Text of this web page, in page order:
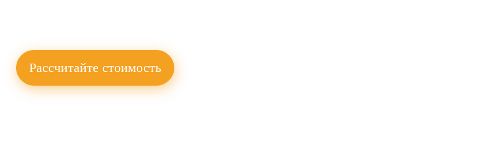
Рассчитайте стоимость